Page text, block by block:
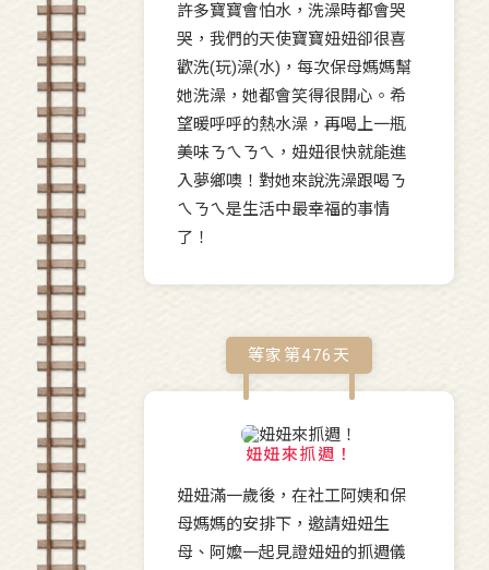
許多寶寶會怕水，洗澡時都會哭
哭，我們的天使寶寶妞妞卻很喜
歡洗(玩)澡(水)，每次保母媽媽幫
她洗澡，她都會笑得很開心。希
望暖呼呼的熱水澡，再喝上一瓶
美味ㄋㄟㄋㄟ，妞妞很快就能進
入夢鄉噢！對她來說洗澡跟喝ㄋ
ㄟㄋㄟ是生活中最幸福的事情
了！
等家第476 天
妞妞來抓週！
妞妞滿一歲後，在社工阿姨和保
母媽媽的安排下，邀請妞妞生
母、阿嬤一起見證妞妞的抓週儀